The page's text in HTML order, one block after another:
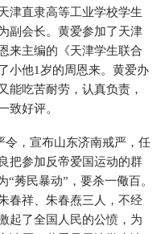
津直隶高等工业学校学生
副会长。黄爱参加了天津
来主编的《天津学生联合
小他1岁的周恩来。黄爱办
能吃苦耐劳，认真负责，
致好评。
令，宣布山东济南戒严，任
把参加反帝爱国运动的群
莠民暴动”，要杀一儆百。
春祥、朱春焘三人，不经
起了全国人民的公愤，为